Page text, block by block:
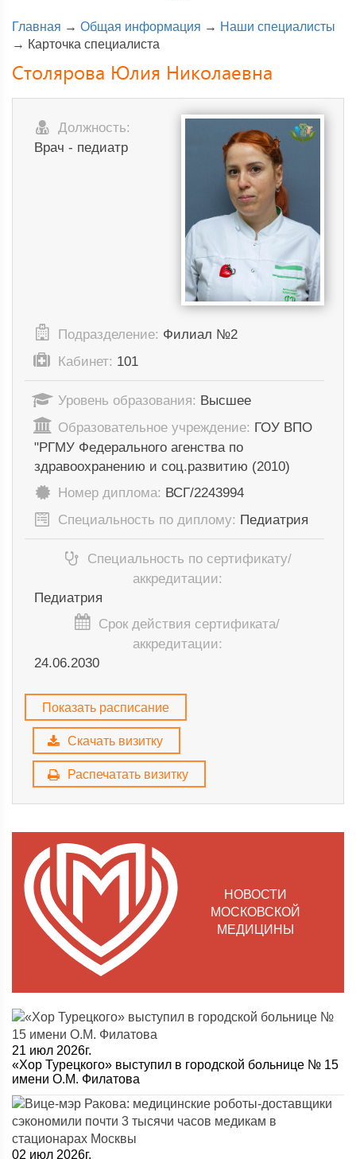
Главная → Общая информация → Наши специалисты
→ Карточка специалиста
Столярова Юлия Николаевна
Должность:
Врач - педиатр
Подразделение: Филиал №2
Кабинет: 101
Уровень образования: Высшее
Образовательное учреждение: ГОУ ВПО
"РГМУ Федерального агенства по
здравоохранению и соц.развитию (2010)
Номер диплома: ВСГ/2243994
Специальность по диплому: Педиатрия
Специальность по сертификату/
аккредитации:
Педиатрия
Срок действия сертификата/
аккредитации:
24.06.2030
Показать расписание
Скачать визитку
Распечатать визитку
НОВОСТИ
МОСКОВСКОЙ
МЕДИЦИНЫ
21 июл 2026г.
«Хор Турецкого» выступил в городской больнице № 15
имени О.М. Филатова
02 июл 2026г.